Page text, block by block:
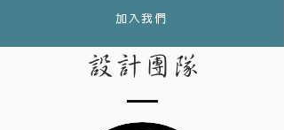
加入我們
設計團隊